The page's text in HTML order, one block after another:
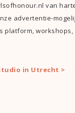
van
advertentie-
platform,
in Utrecht >